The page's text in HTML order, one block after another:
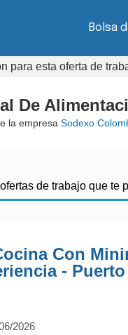
Bolsa
para esta oferta de
De
la empresa Sodexo
de trabajo que te
Con
- Puerto
2026